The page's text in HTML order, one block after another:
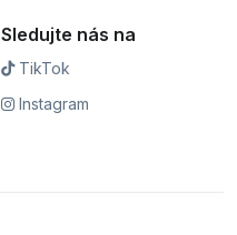
Sledujte nás na
TikTok
Instagram